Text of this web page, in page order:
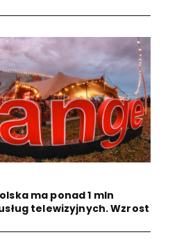
ma ponad 1 mln
telewizyjnych. Wzrost